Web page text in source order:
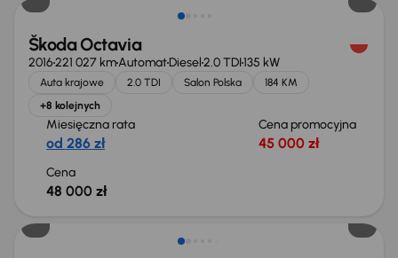
Škoda Octavia
2016221 027 kmAutomatDiesel2.0 TDI135 kW
Auta krajowe 2.0 TDI Salon Polska
184 KM
+8 kolejnych
Miesięczna rata
od 286 zł
Cena promocyjna
45 000 zł
Cena
48 000 zł
Od nowego taniej o 36 775 zł